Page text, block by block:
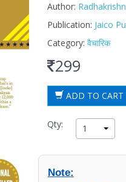
Author:
Publication: Jaico
Category: वैचारिक
299
ADD TO CART
Qty: 1
Note: